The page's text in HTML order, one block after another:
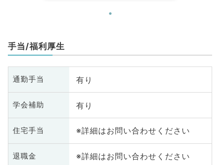
手当/福利厚生
通勤手当 有り
学会補助 有り
住宅手当 ※詳細はお問い合わせください
退職金 ※詳細はお問い合わせください